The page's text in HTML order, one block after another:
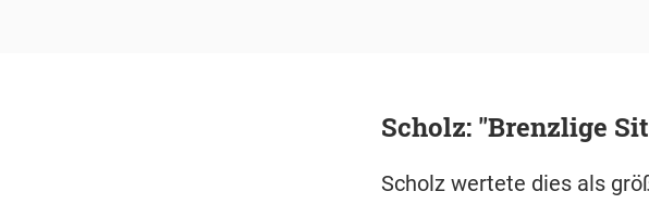
Scholz: "Brenzlige
Scholz wertete dies als